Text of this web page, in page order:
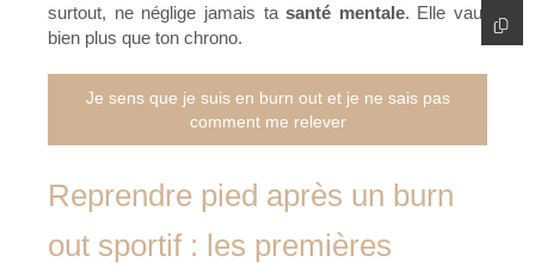
surtout, ne néglige jamais tasanté mentale. Elle vaut
bien plus que ton chrono.
Je sens que je suis en burn out et je ne sais pas
comment me relever
Reprendre pied après un burn
out sportif : les premières